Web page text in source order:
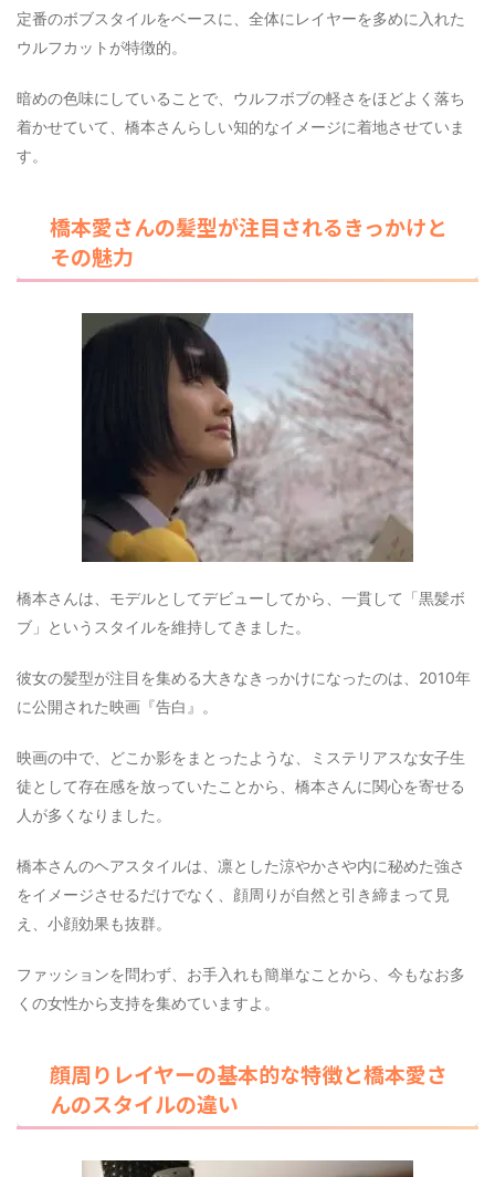
定番のボブスタイルをベースに、全体にレイヤーを多めに入れた
ウルフカットが特徴的。
暗めの色味にしていることで、ウルフボブの軽さをほどよく落ち
着かせていて、橋本さんらしい知的なイメージに着地させていま
す。
橋本愛さんの髪型が注目されるきっかけと
その魅力
橋本さんは、モデルとしてデビューしてから、一貫して「黒髪ボ
ブ」というスタイルを維持してきました。
彼女の髪型が注目を集める大きなきっかけになったのは、2010年
に公開された映画『告白』。
映画の中で、どこか影をまとったような、ミステリアスな女子生
徒として存在感を放っていたことから、橋本さんに関心を寄せる
人が多くなりました。
橋本さんのヘアスタイルは、凛とした涼やかさや内に秘めた強さ
をイメージさせるだけでなく、顔周りが自然と引き締まって見
え、小顔効果も抜群。
ファッションを問わず、お手入れも簡単なことから、今もなお多
くの女性から支持を集めていますよ。
顔周りレイヤーの基本的な特徴と橋本愛さ
んのスタイルの違い